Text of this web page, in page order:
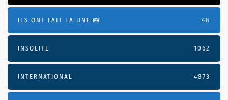
ILS ONT FAIT LA UNE 📸 48
INSOLITE 1062
INTERNATIONAL 4873